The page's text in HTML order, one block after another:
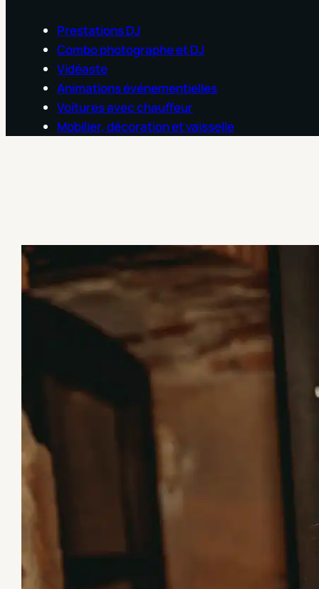
Prestations DJ
Combo photographe et DJ
Vidéaste
Animations événementielles
Voitures avec chauffeur
Mobilier, décoration et vaisselle